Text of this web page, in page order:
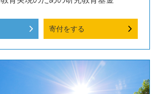
寄付をする